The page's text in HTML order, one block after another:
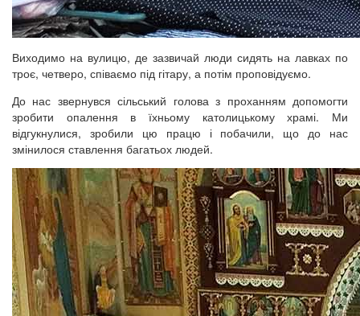
Виходимо на вулицю, де зазвичай люди сидять на лавках по
троє, четверо, співаємо під гітару, а потім проповідуємо.
До нас звернувся сільський голова з проханням допомогти
зробити опалення в їхньому католицькому храмі. Ми
відгукнулися, зробили цю працю і побачили, що до нас
змінилося ставлення багатьох людей.